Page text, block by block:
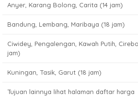
Anyer, Karang Bolong, Carita (14 jam)
Bandung, Lembang, Maribaya (18 jam)
Ciwidey, Pengalengan, Kawah Putih,
jam)
Kuningan, Tasik, Garut (18 jam)
Tujuan lainnya lihat halaman daftar harga